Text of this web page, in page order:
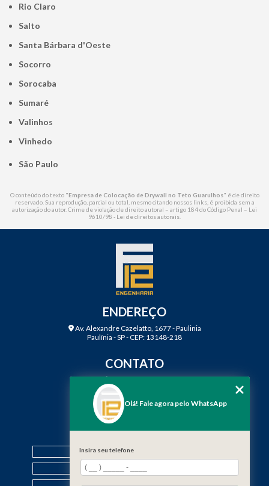
Rio Claro
Salto
Santa Bárbara d'Oeste
Socorro
Sorocaba
Sumaré
Valinhos
Vinhedo
São Paulo
O conteúdo do texto "Empresa de Colocação de Drywall no Teto Guarulhos" é de direito
reservado. Sua reprodução, parcial ou total, mesmo citando nossos links, é proibida sem a
autorização do autor. Crime de violação de direito autoral – artigo 184 do Código Penal – Lei
9610/98 - Lei de direitos autorais
ENDEREÇO
Av. Alexandre Cazelatto, 1677 - Paulinia
Paulínia - SP - CEP: 13148-218
CONTATO
(19) 3888-2923
(19) 99968-7979
contato@f12engenharia.com.br
MENU
HOME
QUEM SOMOS
Olá! Fale agora pelo WhatsApp
Insira seu telefone